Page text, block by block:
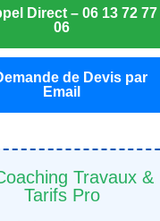
Direct – 06 13 72 77
06
de Devis par
Email
Travaux &
Tarifs Pro